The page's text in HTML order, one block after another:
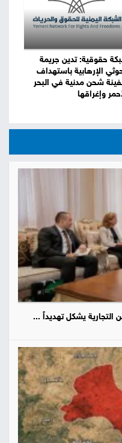
حقوقية: تدين جريمة
الإرهابية باستهداف
شحن مدنية في البحر
وإغراقها
التجارية يشكل تهديداً ...